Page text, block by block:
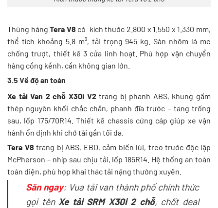
Thùng hàngTera V8 có kích thước 2.800 x 1.550 x 1.330 mm,
thể tích khoảng 5.8 m³, tải trọng 945 kg. Sàn nhôm lá me
chống trượt, thiết kế 3 cửa linh hoạt. Phù hợp vận chuyển
hàng cồng kềnh, cần không gian lớn.
3.5 Về độ an toàn
Xe tải Van 2 chỗ X30i V2trang bị phanh ABS, khung gầm
thép nguyên khối chắc chắn, phanh đĩa trước – tang trống
sau, lốp 175/70R14. Thiết kế chassis cứng cáp giúp xe vận
hành ổn định khi chở tải gần tối đa.
Tera V8 trang bị ABS, EBD, cảm biến lùi, treo trước độc lập
McPherson – nhíp sau chịu tải, lốp 185R14. Hệ thống an toàn
toàn diện, phù hợp khai thác tải nặng thường xuyên.
Săn ngay: Vua tải van thành phố chính thức
gọi tên Xe tải SRM X30i 2 chỗ, chốt deal